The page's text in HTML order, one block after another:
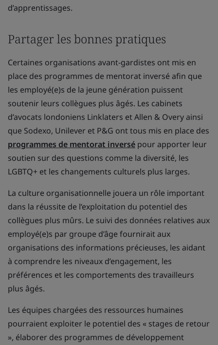
d’apprentissages.
Partager les bonnes pratiques
Certaines organisations avant-gardistes ont mis en
place des programmes de mentorat inversé afin que
les employé(e)s de la jeune génération puissent
soutenir leurs collègues plus âgés. Les cabinets
d’avocats londoniens Linklaters et Allen & Overy ainsi
que Sodexo, Unilever et P&G ont tous mis en place des
programmes de mentorat inversé pour apporter leur
soutien sur des questions comme la diversité, les
LGBTQ+ et les changements culturels plus larges.
La culture organisationnelle jouera un rôle important
dans la réussite de l’exploitation du potentiel des
collègues plus mûrs. Le suivi des données relatives aux
employé(e)s par groupe d’âge fournirait aux
organisations des informations précieuses, les aidant
à comprendre les niveaux d’engagement, les
préférences et les comportements des travailleurs
plus âgés.
Les équipes chargées des ressources humaines
pourraient exploiter le potentiel des « stages de retour
», élaborer des programmes de développement